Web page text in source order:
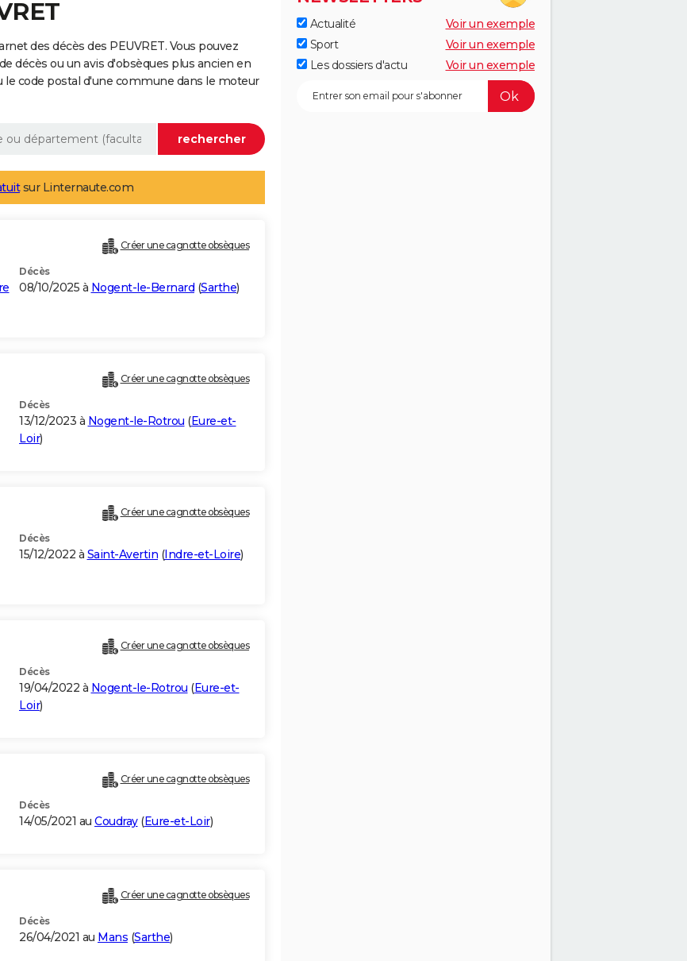
des décès des PEUVRET. Vous pouvez
décès ou un avis d'obsèques plus ancien en
code postal d'une commune dans le moteur
sur Linternaute.com
Créer une cagnotte obsèques
Décès
08/10/2025 à Nogent-le-Bernard (Sarthe)
Créer une cagnotte obsèques
Décès
13/12/2023 à Nogent-le-Rotrou (Eure-et-
Loir)
Créer une cagnotte obsèques
Décès
15/12/2022 à Saint-Avertin (Indre-et-Loire)
Créer une cagnotte obsèques
Décès
19/04/2022 à Nogent-le-Rotrou (Eure-et-
Loir)
Créer une cagnotte obsèques
Décès
14/05/2021 au Coudray(Eure-et-Loir)
Créer une cagnotte obsèques
Décès
26/04/2021 au Mans (Sarthe)
Actualité
Voir un exemple
Sport
Voir un exemple
Les dossiers d'actu
Voir un exemple